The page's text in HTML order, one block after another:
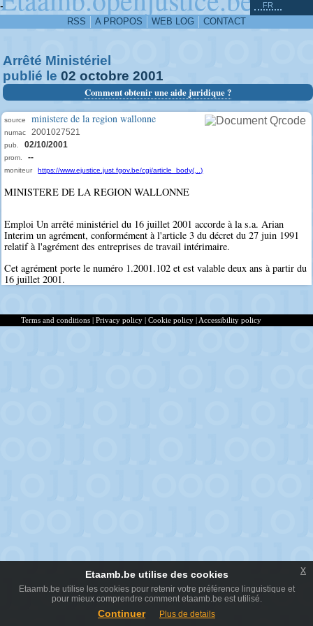
-
RSS A PROPOS WEB LOG CONTACT
FR
Arrêté Ministériel
publié le 02 octobre 2001
Comment obtenir une aide juridique ?
source ministere de la region wallonne
numac 2001027521
pub. 02/10/2001
prom. --
moniteur https://www.ejustice.just.fgov.be/cgi/article_body(...)
MINISTERE DE LA REGION WALLONNE
Emploi Un arrêté ministériel du 16 juillet 2001 accorde à la s.a. Arian
Interim un agrément, conformément à l'article 3 du décret du 27 juin 1991
relatif à l'agrément des entreprises de travail intérimaire.
Cet agrément porte le numéro 1.2001.102 et est valable deux ans à partir du
16 juillet 2001.
^
Terms and conditions | Privacy policy | Cookie policy | Accessibility policy
Etaamb.be utilise des cookies
Etaamb.be utilise les cookies pour retenir votre préférence linguistique et
pour mieux comprendre comment etaamb.be est utilisé.
Continuer Plus de details
x